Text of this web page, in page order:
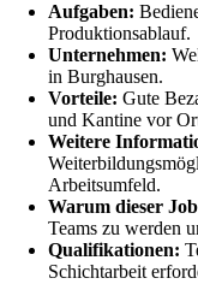
Aufgaben:
Produktionsablauf.
Unternehmen:
in Burghausen.
Vorteile: Gute
und Kantine vor
Weitere
Arbeitsumfeld.
Warum dieser
Teams zu werden
Qualifikationen:
Schichtarbeit